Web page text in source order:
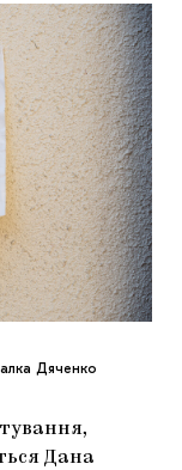
Дяченко
Дана